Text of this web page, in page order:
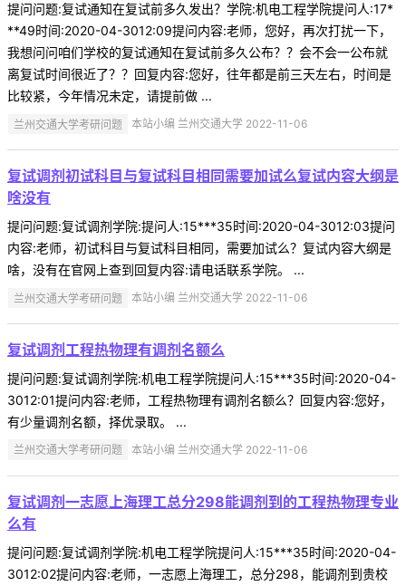
提问问题:复试通知在复试前多久发出？学院:机电工程学院提问人:17*
**49时间:2020-04-3012:09提问内容:老师，您好，再次打扰一下，
我想问问咱们学校的复试通知在复试前多久公布？？会不会一公布就
离复试时间很近了？？回复内容:您好，往年都是前三天左右，时间是
比较紧，今年情况未定，请提前做 ...
兰州交通大学考研问题 本站小编 兰州交通大学 2022-11-06
复试调剂初试科目与复试科目相同需要加试么复试内容大纲是
啥没有
提问问题:复试调剂学院:提问人:15***35时间:2020-04-3012:03提问
内容:老师，初试科目与复试科目相同，需要加试么？复试内容大纲是
啥，没有在官网上查到回复内容:请电话联系学院。 ...
兰州交通大学考研问题 本站小编 兰州交通大学 2022-11-06
复试调剂工程热物理有调剂名额么
提问问题:复试调剂学院:机电工程学院提问人:15***35时间:2020-04-
3012:01提问内容:老师，工程热物理有调剂名额么？回复内容:您好，
有少量调剂名额，择优录取。 ...
兰州交通大学考研问题 本站小编 兰州交通大学 2022-11-06
复试调剂一志愿上海理工总分298能调剂到的工程热物理专业
么有
提问问题:复试调剂学院:机电工程学院提问人:15***35时间:2020-04-
3012:02提问内容:老师，一志愿上海理工，总分298，能调剂到贵校